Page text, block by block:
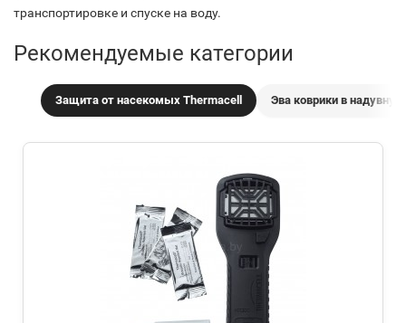
транспортировке и спуске на воду.
Рекомендуемые категории
Защита от насекомых Thermacell Эва коврики в